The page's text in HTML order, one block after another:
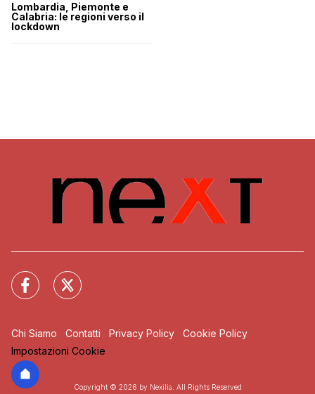
Lombardia, Piemonte e
Calabria: le regioni verso il
lockdown
Chi Siamo Contatti Privacy Policy
Cookie Policy
Impostazioni Cookie
Copyright © 2026 by Nexilia. All Rights Reserved